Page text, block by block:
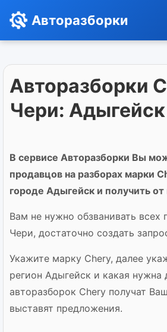
Авторазборки
Авторазборки
Чери: Адыгейск
В сервисе Авторазборки Вы
продавцов на разборах марки
городе Адыгейск и получить
Вам не нужно обзванивать всех
Чери, достаточно создать
Укажите марку Chery, далее
регион Адыгейск и какая нужна
авторазборок Chery получат
выставят предложения.